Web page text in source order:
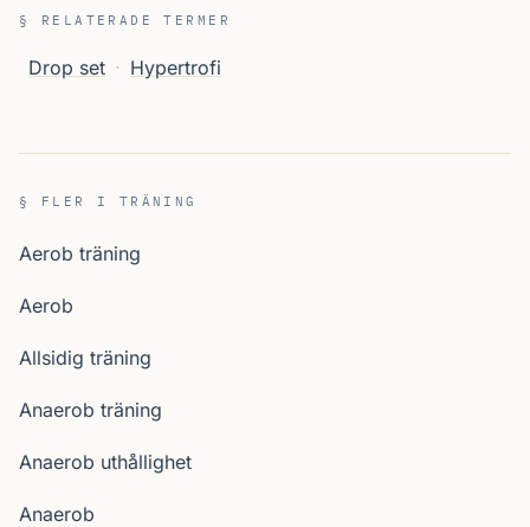
§ RELATERADE TERMER
Drop set · Hypertrofi
§ FLER I TRÄNING
Aerob träning
Aerob
Allsidig träning
Anaerob träning
Anaerob uthållighet
Anaerob